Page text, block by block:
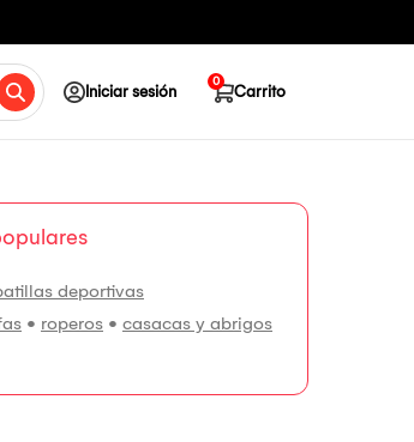
Iniciar sesión Carrito
0
deportivas
• roperos • casacas y abrigos